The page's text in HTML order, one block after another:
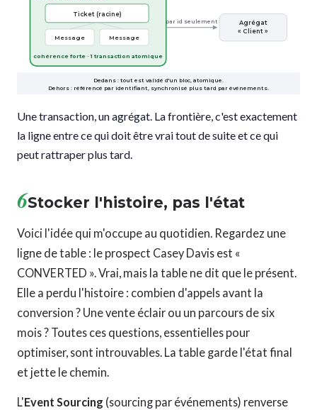
Ticket (racine)
Message Message
cohérence forte · 1 transaction atomique
Agrégat
« Client »
par id seulement
Dedans : tout est validé d'un bloc, atomique.
Dehors : référencé par identifiant, synchronisé plus tard par événements.
Une transaction, un agrégat. La frontière, c'est exactement
la ligne entre ce qui doit être vrai tout de suite et ce qui
peut rattraper plus tard.
6Stocker l'histoire, pas l'état
Voici l'idée qui m'occupe au quotidien. Regardez une
ligne de table : le prospect Casey Davis est «
CONVERTED ». Vrai, mais la table ne dit que le présent.
Elle a perdu l'histoire : combien d'appels avant la
conversion ? Une vente éclair ou un parcours de six
mois ? Toutes ces questions, essentielles pour
optimiser, sont introuvables. La table garde l'état final
et jette le chemin.
L'Event Sourcing (sourcing par événements) renverse